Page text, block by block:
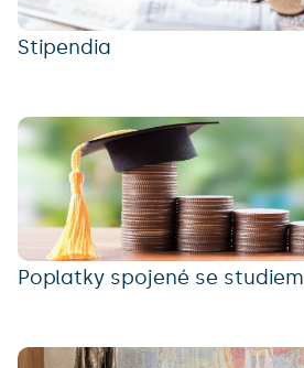
Stipendia
Poplatky spojené se studiem